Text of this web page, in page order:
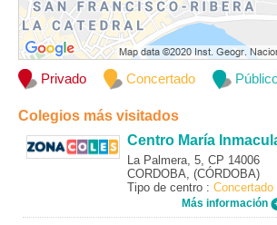
Privado Concertado
Colegios más visitados
Centro María
La Palmera, 5, CP 14006
CORDOBA, (CÓRDOBA)
Tipo de centro : Concertado
Más información